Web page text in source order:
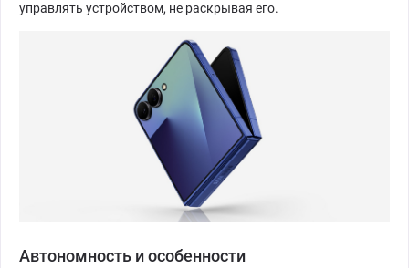
управлять устройством, не раскрывая его.
Автономность и особенности